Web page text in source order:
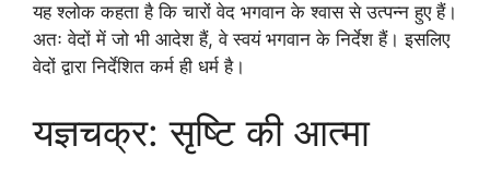
यह श्लोक कहता है कि चारों वेद भगवान के श्वास से उत्पन्न हुए हैं।
अतः वेदों में जो भी आदेश हैं, वे स्वयं भगवान के निर्देश हैं। इसलिए
वेदों द्वारा निर्देशित कर्म ही धर्म है।
यज्ञचक्र: सृष्टि की आत्मा